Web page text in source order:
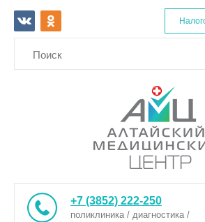
+7 (3852) 222-250
поликлиника / диагностика /